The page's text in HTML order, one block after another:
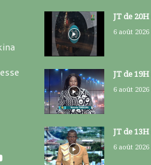
JT de
6 août 2026
JT de
6 août 2026
JT de
6 août 2026